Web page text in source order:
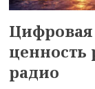
Цифровая
ценность
радио